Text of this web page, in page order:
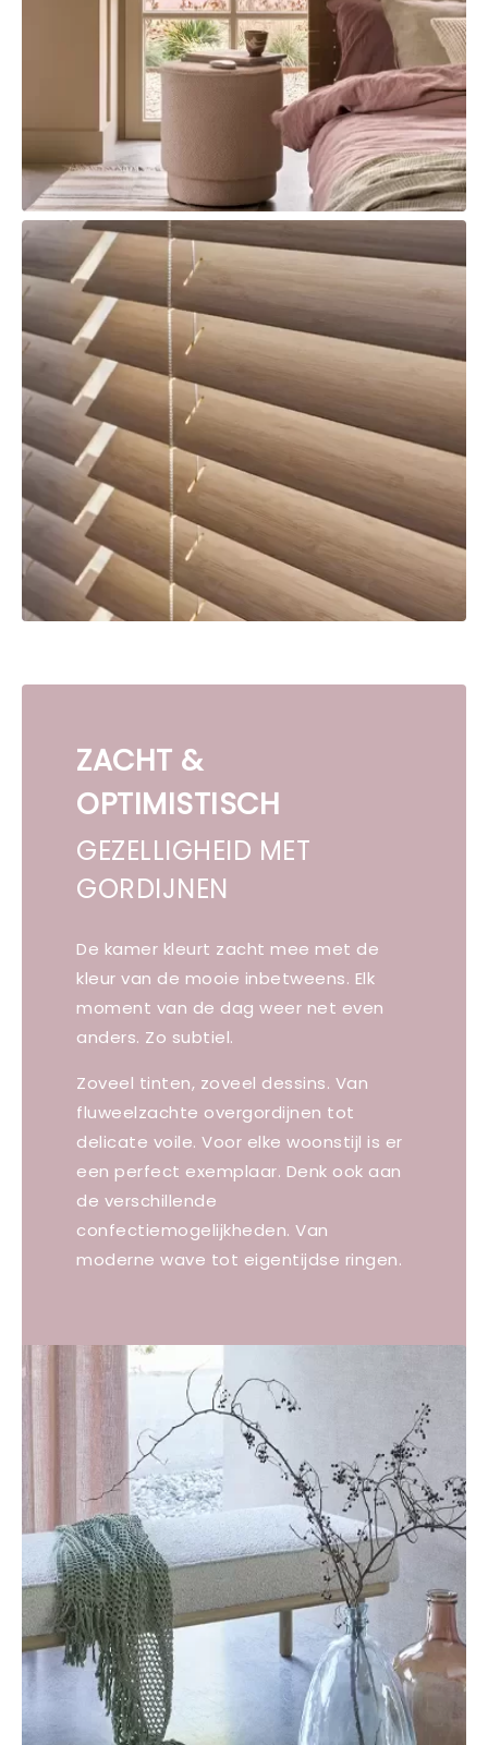
ZACHT &
OPTIMISTISCH
GEZELLIGHEID MET
GORDIJNEN
De kamer kleurt zacht mee met de
kleur van de mooie inbetweens. Elk
moment van de dag weer net even
anders. Zo subtiel.
Zoveel tinten, zoveel dessins. Van
fluweelzachte overgordijnen tot
delicate voile. Voor elke woonstijl is er
een perfect exemplaar. Denk ook aan
de verschillende
confectiemogelijkheden. Van
moderne wave tot eigentijdse ringen.